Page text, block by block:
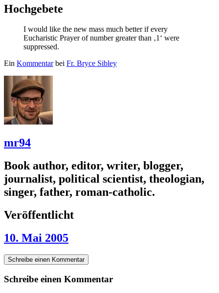
Hochgebete
I would like the new mass much better if every
Eucharistic Prayer of number greater than ‚1‘ were
suppressed.
Ein Kommentarbei Fr. Bryce Sibley
mr94
Book author, editor, writer, blogger,
journalist, political scientist, theologian,
singer, father, roman-catholic.
Veröffentlicht
10. Mai 2005
Schreibe einen Kommentar
Schreibe einen Kommentar